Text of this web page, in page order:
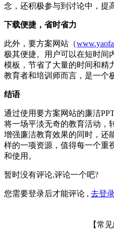
念，还积极参与到讨论中，提
下载便捷，省时省力
此外，要方案网站（
极其便捷。用户可以在短时间
模板，节省了大量的时间和精
教育者和培训师而言，是一个
结语
通过使用要方案网站的廉洁
将一场平淡无奇的教育活动，
增强廉洁教育效果的同时，还
样的一项资源，值得每一个重
和使用。
暂时没有评论,评论一个吧?
您需要登录后才能评论 , 去登
【常